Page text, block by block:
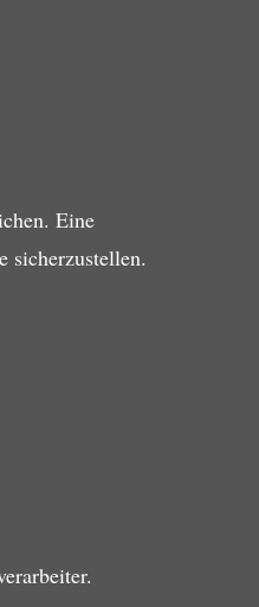
Eine
sicherzustellen.